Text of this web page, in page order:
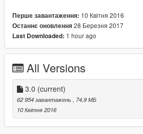
v2.0:
Fixed some problems.
v1.0:
You can use Simple Trainer Spawn it
Replace Version:
Перше завантаження: 10 Квітня 2016
Останнє оновлення28 Березня 2017
Last Downloaded: 1 hour ago
All Versions
3.0 (current)
62 954 завантажень
, 74,9 МБ
10 Квітня 2016